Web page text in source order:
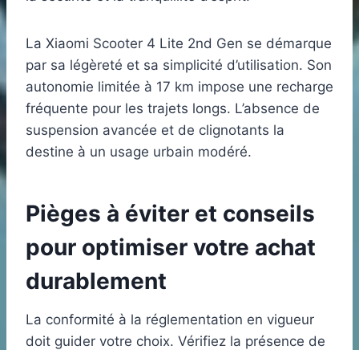
La Xiaomi Scooter 4 Lite 2nd Gen se démarque
par sa légèreté et sa simplicité d’utilisation. Son
autonomie limitée à 17 km impose une recharge
fréquente pour les trajets longs. L’absence de
suspension avancée et de clignotants la
destine à un usage urbain modéré.
Pièges à éviter et conseils
pour optimiser votre achat
durablement
La conformité à la réglementation en vigueur
doit guider votre choix. Vérifiez la présence de